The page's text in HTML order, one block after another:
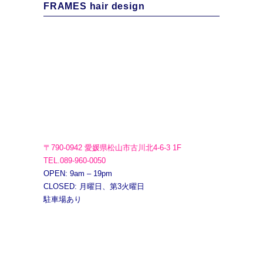
FRAMES hair design
〒790-0942 愛媛県松山市古川北4-6-3 1F
TEL.089-960-0050
OPEN: 9am – 19pm
CLOSED: 月曜日、第3火曜日
駐車場あり